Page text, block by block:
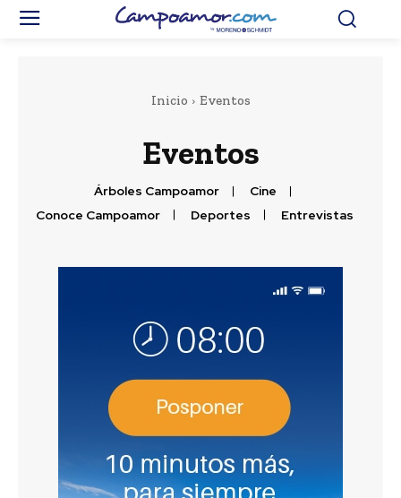
Inicio Eventos
Eventos
Árboles Campoamor
Cine
Conoce Campoamor
Deportes Entrevistas